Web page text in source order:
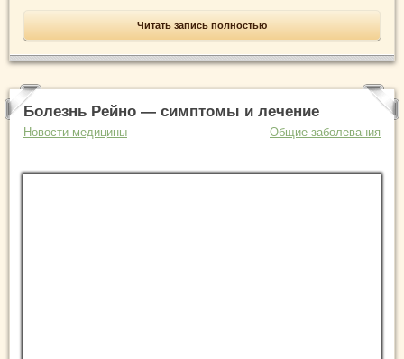
Читать запись полностью
Болезнь Рейно — симптомы и лечение
Новости медицины Общие заболевания